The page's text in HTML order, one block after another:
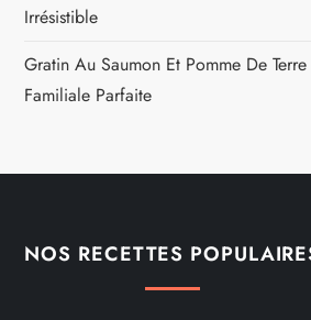
Irrésistible
Gratin Au Saumon Et Pomme De
Familiale Parfaite
NOS RECETTES